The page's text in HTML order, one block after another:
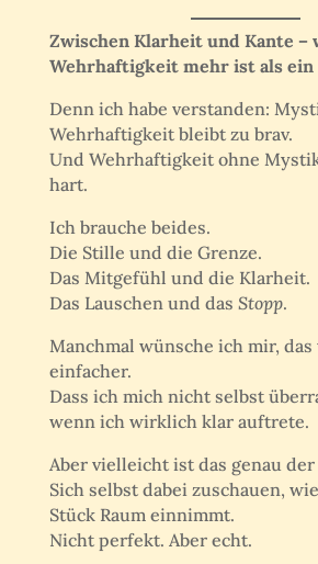
Zwischen Klarheit und Kante –
Wehrhaftigkeit mehr ist als ein
Denn ich habe verstanden:
Wehrhaftigkeit bleibt zu brav.
Und Wehrhaftigkeit ohne
hart.
Ich brauche beides.
Die Stille und die Grenze.
Das Mitgefühl und die Klarheit.
Das Lauschen und das Stopp.
Manchmal wünsche ich mir, das
einfacher.
Dass ich mich nicht selbst
wenn ich wirklich klar auftrete.
Aber vielleicht ist das genau der
Sich selbst dabei zuschauen,
Stück Raum einnimmt.
Nicht perfekt. Aber echt.